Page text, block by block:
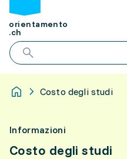
orientamento
.ch
Costo degli studi
Informazioni
Costo degli studi